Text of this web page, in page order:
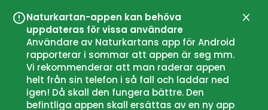
Naturkartan-appen kan behöva
uppdateras för vissa användare
Användare av Naturkartans app för Android
rapporterar i sommar att appen är seg mm.
Vi rekommenderar att man raderar appen
helt från sin telefon i så fall och laddar ned
igen! Då skall den fungera bättre. Den
befintliga appen skall ersättas av en ny app